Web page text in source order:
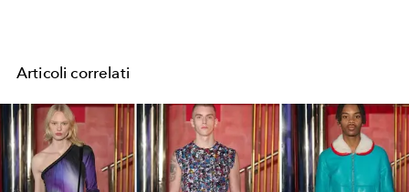
Articoli correlati